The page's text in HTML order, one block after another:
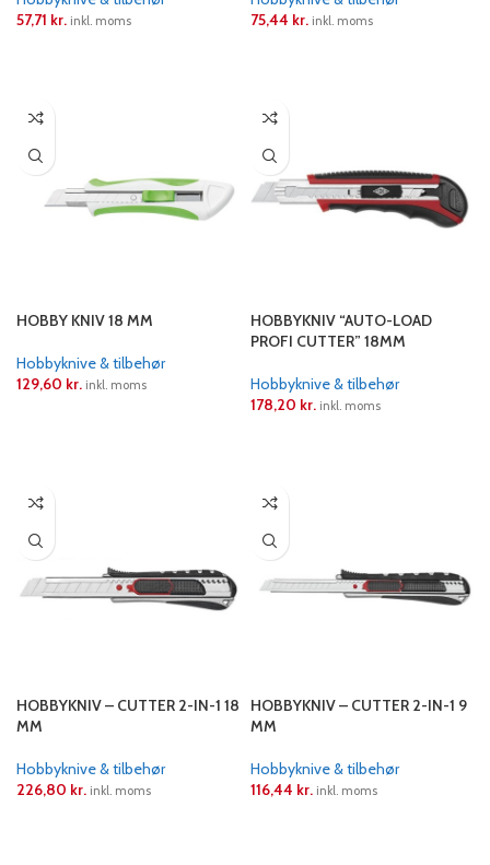
57,71 kr. inkl. moms
75,44 kr. inkl. moms
HOBBY KNIV 18 MM
Hobbyknive & tilbehør
129,60 kr. inkl. moms
HOBBYKNIV “AUTO-LOAD
PROFI CUTTER” 18MM
Hobbyknive & tilbehør
178,20 kr. inkl. moms
HOBBYKNIV – CUTTER 2-IN-1 18
MM
Hobbyknive & tilbehør
226,80 kr. inkl. moms
HOBBYKNIV – CUTTER 2-IN-1 9
MM
Hobbyknive & tilbehør
116,44 kr. inkl. moms